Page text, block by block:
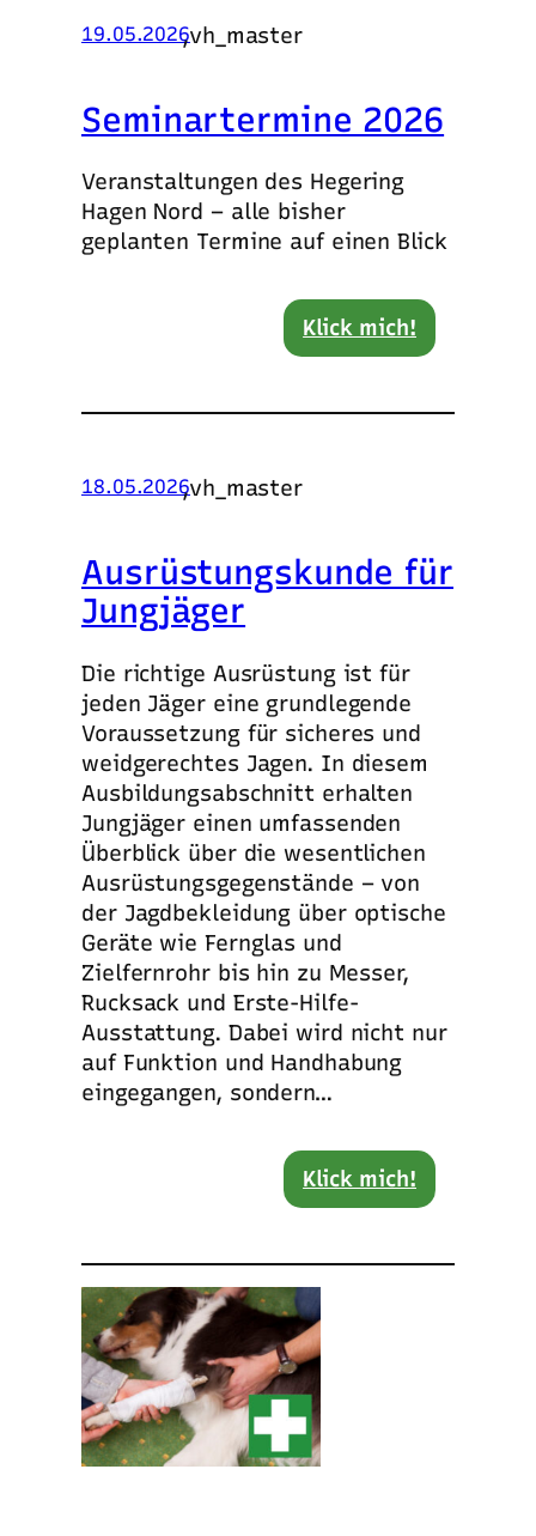
19.05.2026
,vh_master
Seminartermine 2026
Veranstaltungen des Hegering
Hagen Nord – alle bisher
geplanten Termine auf einen Blick
Klick mich!
18.05.2026
,vh_master
Ausrüstungskunde für
Jungjäger
Die richtige Ausrüstung ist für
jeden Jäger eine grundlegende
Voraussetzung für sicheres und
weidgerechtes Jagen. In diesem
Ausbildungsabschnitt erhalten
Jungjäger einen umfassenden
Überblick über die wesentlichen
Ausrüstungsgegenstände – von
der Jagdbekleidung über optische
Geräte wie Fernglas und
Zielfernrohr bis hin zu Messer,
Rucksack und Erste-Hilfe-
Ausstattung. Dabei wird nicht nur
auf Funktion und Handhabung
eingegangen, sondern…
Klick mich!